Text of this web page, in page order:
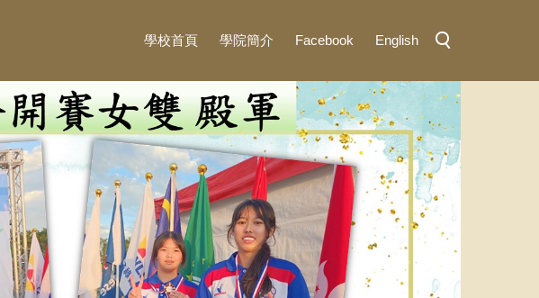
學校首頁 學院簡介 Facebook English